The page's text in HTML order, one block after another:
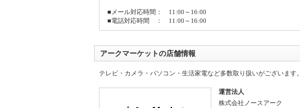
■メール対応時間： 11:00～16:00
■電話対応時間 ： 11:00～16:00
アークマーケットの店舗情報
テレビ・カメラ・パソコン・生活家電など多数取り扱いがございます。
運営法人
株式会社ノースアーク